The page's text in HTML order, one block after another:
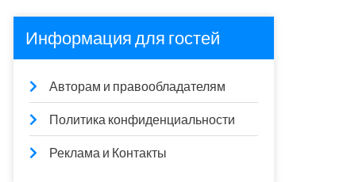
Информация для гостей
Авторам и правообладателям
Политика конфиденциальности
Реклама и Контакты